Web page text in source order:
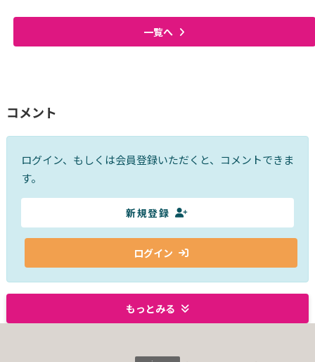
一覧へ
コメント
ログイン、もしくは会員登録いただくと、コメントできま
す。
新規登録
ログイン
もっとみる